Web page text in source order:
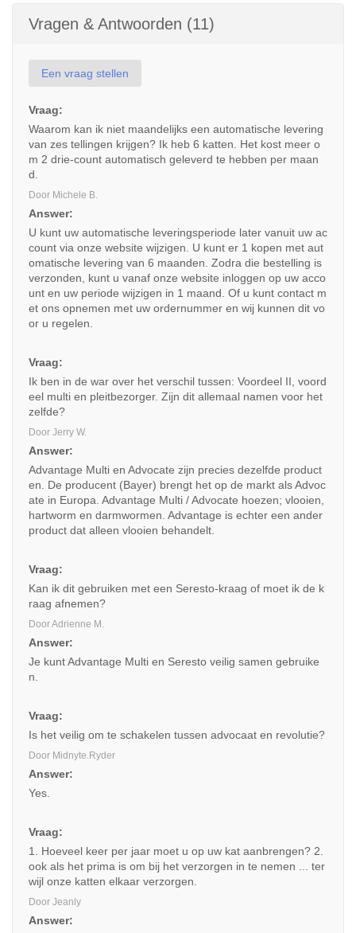
Vragen & Antwoorden (11)
Een vraag stellen
Vraag:
Waarom kan ik niet maandelijks een automatische levering
van zes tellingen krijgen? Ik heb 6 katten. Het kost meer o
m 2 drie-count automatisch geleverd te hebben per maan
d.
Door Michele B.
Answer:
U kunt uw automatische leveringsperiode later vanuit uw ac
count via onze website wijzigen. U kunt er 1 kopen met aut
omatische levering van 6 maanden. Zodra die bestelling is
verzonden, kunt u vanaf onze website inloggen op uw acco
unt en uw periode wijzigen in 1 maand. Of u kunt contact m
et ons opnemen met uw ordernummer en wij kunnen dit vo
or u regelen.
Vraag:
Ik ben in de war over het verschil tussen: Voordeel II, voord
eel multi en pleitbezorger. Zijn dit allemaal namen voor het
zelfde?
Door Jerry W.
Answer:
Advantage Multi en Advocate zijn precies dezelfde product
en. De producent (Bayer) brengt het op de markt als Advoc
ate in Europa. Advantage Multi / Advocate hoezen; vlooien,
hartworm en darmwormen. Advantage is echter een ander
product dat alleen vlooien behandelt.
Vraag:
Kan ik dit gebruiken met een Seresto-kraag of moet ik de k
raag afnemen?
Door Adrienne M.
Answer:
Je kunt Advantage Multi en Seresto veilig samen gebruike
n.
Vraag:
Is het veilig om te schakelen tussen advocaat en revolutie?
Door Midnyte.Ryder
Answer:
Yes.
Vraag:
1. Hoeveel keer per jaar moet u op uw kat aanbrengen? 2.
ook als het prima is om bij het verzorgen in te nemen ... ter
wijl onze katten elkaar verzorgen.
Door Jeanly
Answer: